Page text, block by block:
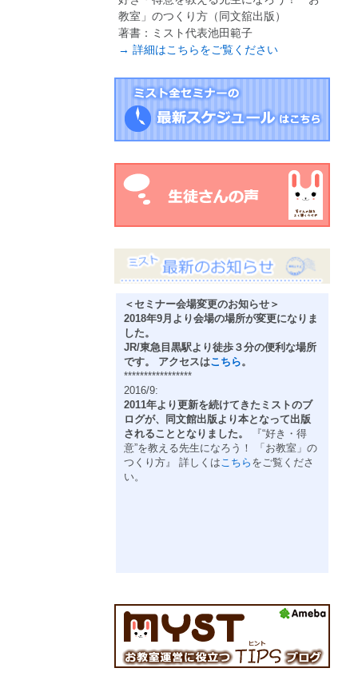
教室」のつくり方（同文舘出版）
著書：ミスト代表池田範子
→ 詳細はこちらをご覧ください
＜セミナー会場変更のお知らせ＞
2018年9月より会場の場所が変更になりま
した。
JR/東急目黒駅より徒歩３分の便利な場所
です。 アクセスはこちら。
*****************
2016/9:
2011年より更新を続けてきたミストのブ
ログが、同文館出版より本となって出版
されることとなりました。
『“好き・得
意”を教える先生になろう！ 「お教室」の
つくり方』 詳しくは こちら をご覧くださ
い。